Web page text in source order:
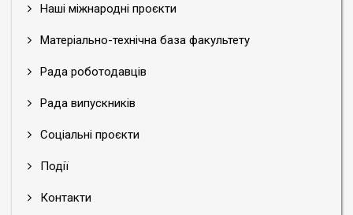
Наші міжнародні проєкти
Матеріально-технічна база факультету
Рада роботодавців
Рада випускників
Соціальні проєкти
Події
Контакти